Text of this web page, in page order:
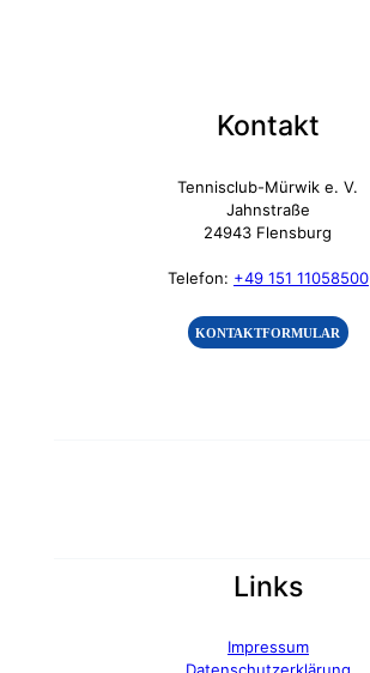
Kontakt
Tennisclub-Mürwik e. V.
Jahnstraße
24943 Flensburg
Telefon: +49 151 11058500
KONTAKTFORMULAR
Links
Impressum